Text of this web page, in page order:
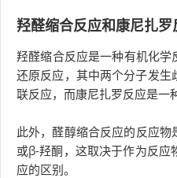
羟醛缩合反应和康尼扎
羟醛缩合反应是一种有机化
还原反应，其中两个分子发
联反应，而康尼扎罗反应是一
此外，醛醇缩合反应的反应
或β-羟酮，这取决于作为反
应的区别。